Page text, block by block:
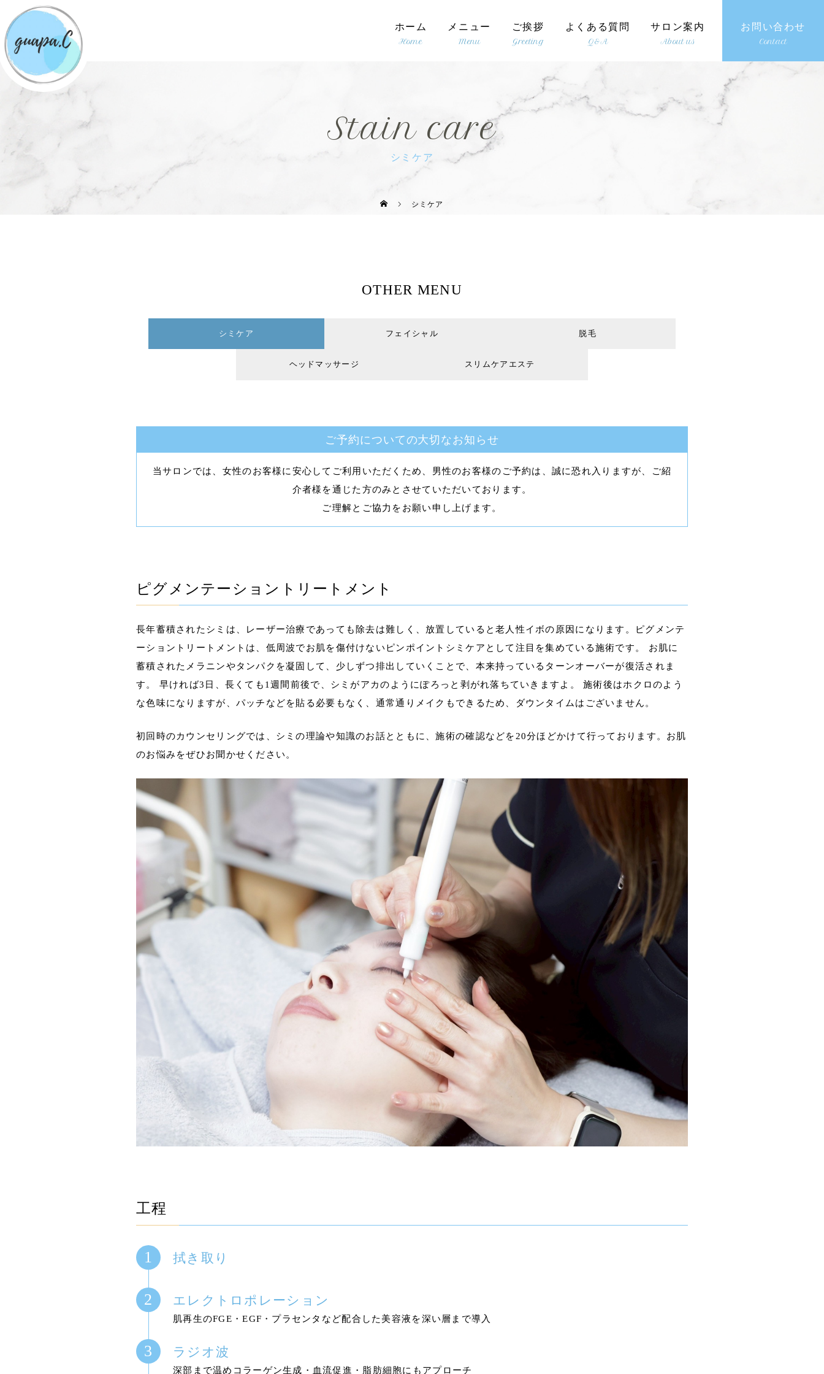
ホーム メニュー ご挨拶 よくある質問 サロン案内 お問い合わせ
Stain care
シミケア
シミケア
OTHER MENU
シミケア フェイシャル 脱毛
ヘッドマッサージ スリムケアエステ
ご予約についての大切なお知らせ
当サロンでは、女性のお客様に安心してご利用いただくため、男性のお客様のご予約は、誠に恐れ入りますが、ご紹
介者様を通じた方のみとさせていただいております。
ご理解とご協力をお願い申し上げます。
ピグメンテーショントリートメント
長年蓄積されたシミは、レーザー治療であっても除去は難しく、放置していると老人性イボの原因になります。ピグメンテ
ーショントリートメントは、低周波でお肌を傷付けないピンポイントシミケアとして注目を集めている施術です。 お肌に
蓄積されたメラニンやタンパクを凝固して、少しずつ排出していくことで、本来持っているターンオーバーが復活されま
す。 早ければ3日、長くても1週間前後で、シミがアカのようにぽろっと剥がれ落ちていきますよ。 施術後はホクロのよう
な色味になりますが、パッチなどを貼る必要もなく、通常通りメイクもできるため、ダウンタイムはございません。
初回時のカウンセリングでは、シミの理論や知識のお話とともに、施術の確認などを20分ほどかけて行っております。お肌
のお悩みをぜひお聞かせください。
工程
拭き取り
エレクトロポレーション
肌再生のFGE・EGF・プラセンタなど配合した美容液を深い層まで導入
ラジオ波
深部まで温めコラーゲン生成・血流促進・脂肪細胞にもアプローチ